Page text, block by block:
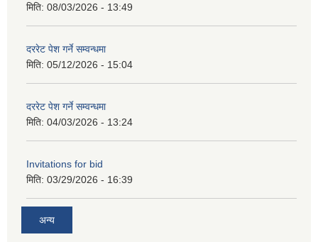
मिति: 08/03/2026 - 13:49
दररेट पेश गर्ने सम्वन्धमा
मिति: 05/12/2026 - 15:04
दररेट पेश गर्ने सम्वन्धमा
मिति: 04/03/2026 - 13:24
Invitations for bid
मिति: 03/29/2026 - 16:39
अन्य